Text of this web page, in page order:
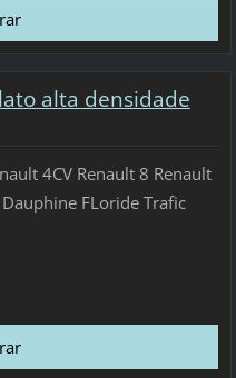
alta densidade
4CV Renault 8 Renault
FLoride Trafic